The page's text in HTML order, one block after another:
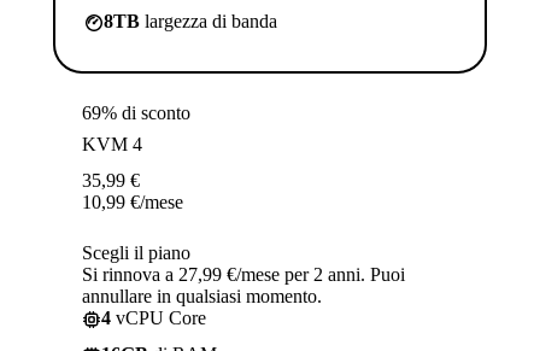
8TB largezza di banda
69% di sconto
KVM 4
35,99 €
10,99 €/mese
Scegli il piano
Si rinnova a 27,99 €/mese per 2 anni. Puoi
annullare in qualsiasi momento.
4 vCPU Core